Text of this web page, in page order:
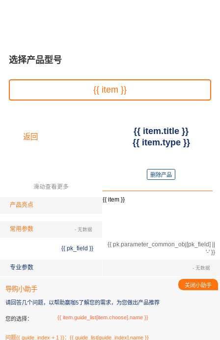
选择产品型号
{{ item }}
返回
{{ item.title }}
{{ item.type }}
删除产品
{{ pk.parameter_common_obj[pk_field] ||
'-' }}
- 无数据
导购小助手
请回答几个问题，以帮助赢咖5了解您的需求，为您做出产品推荐